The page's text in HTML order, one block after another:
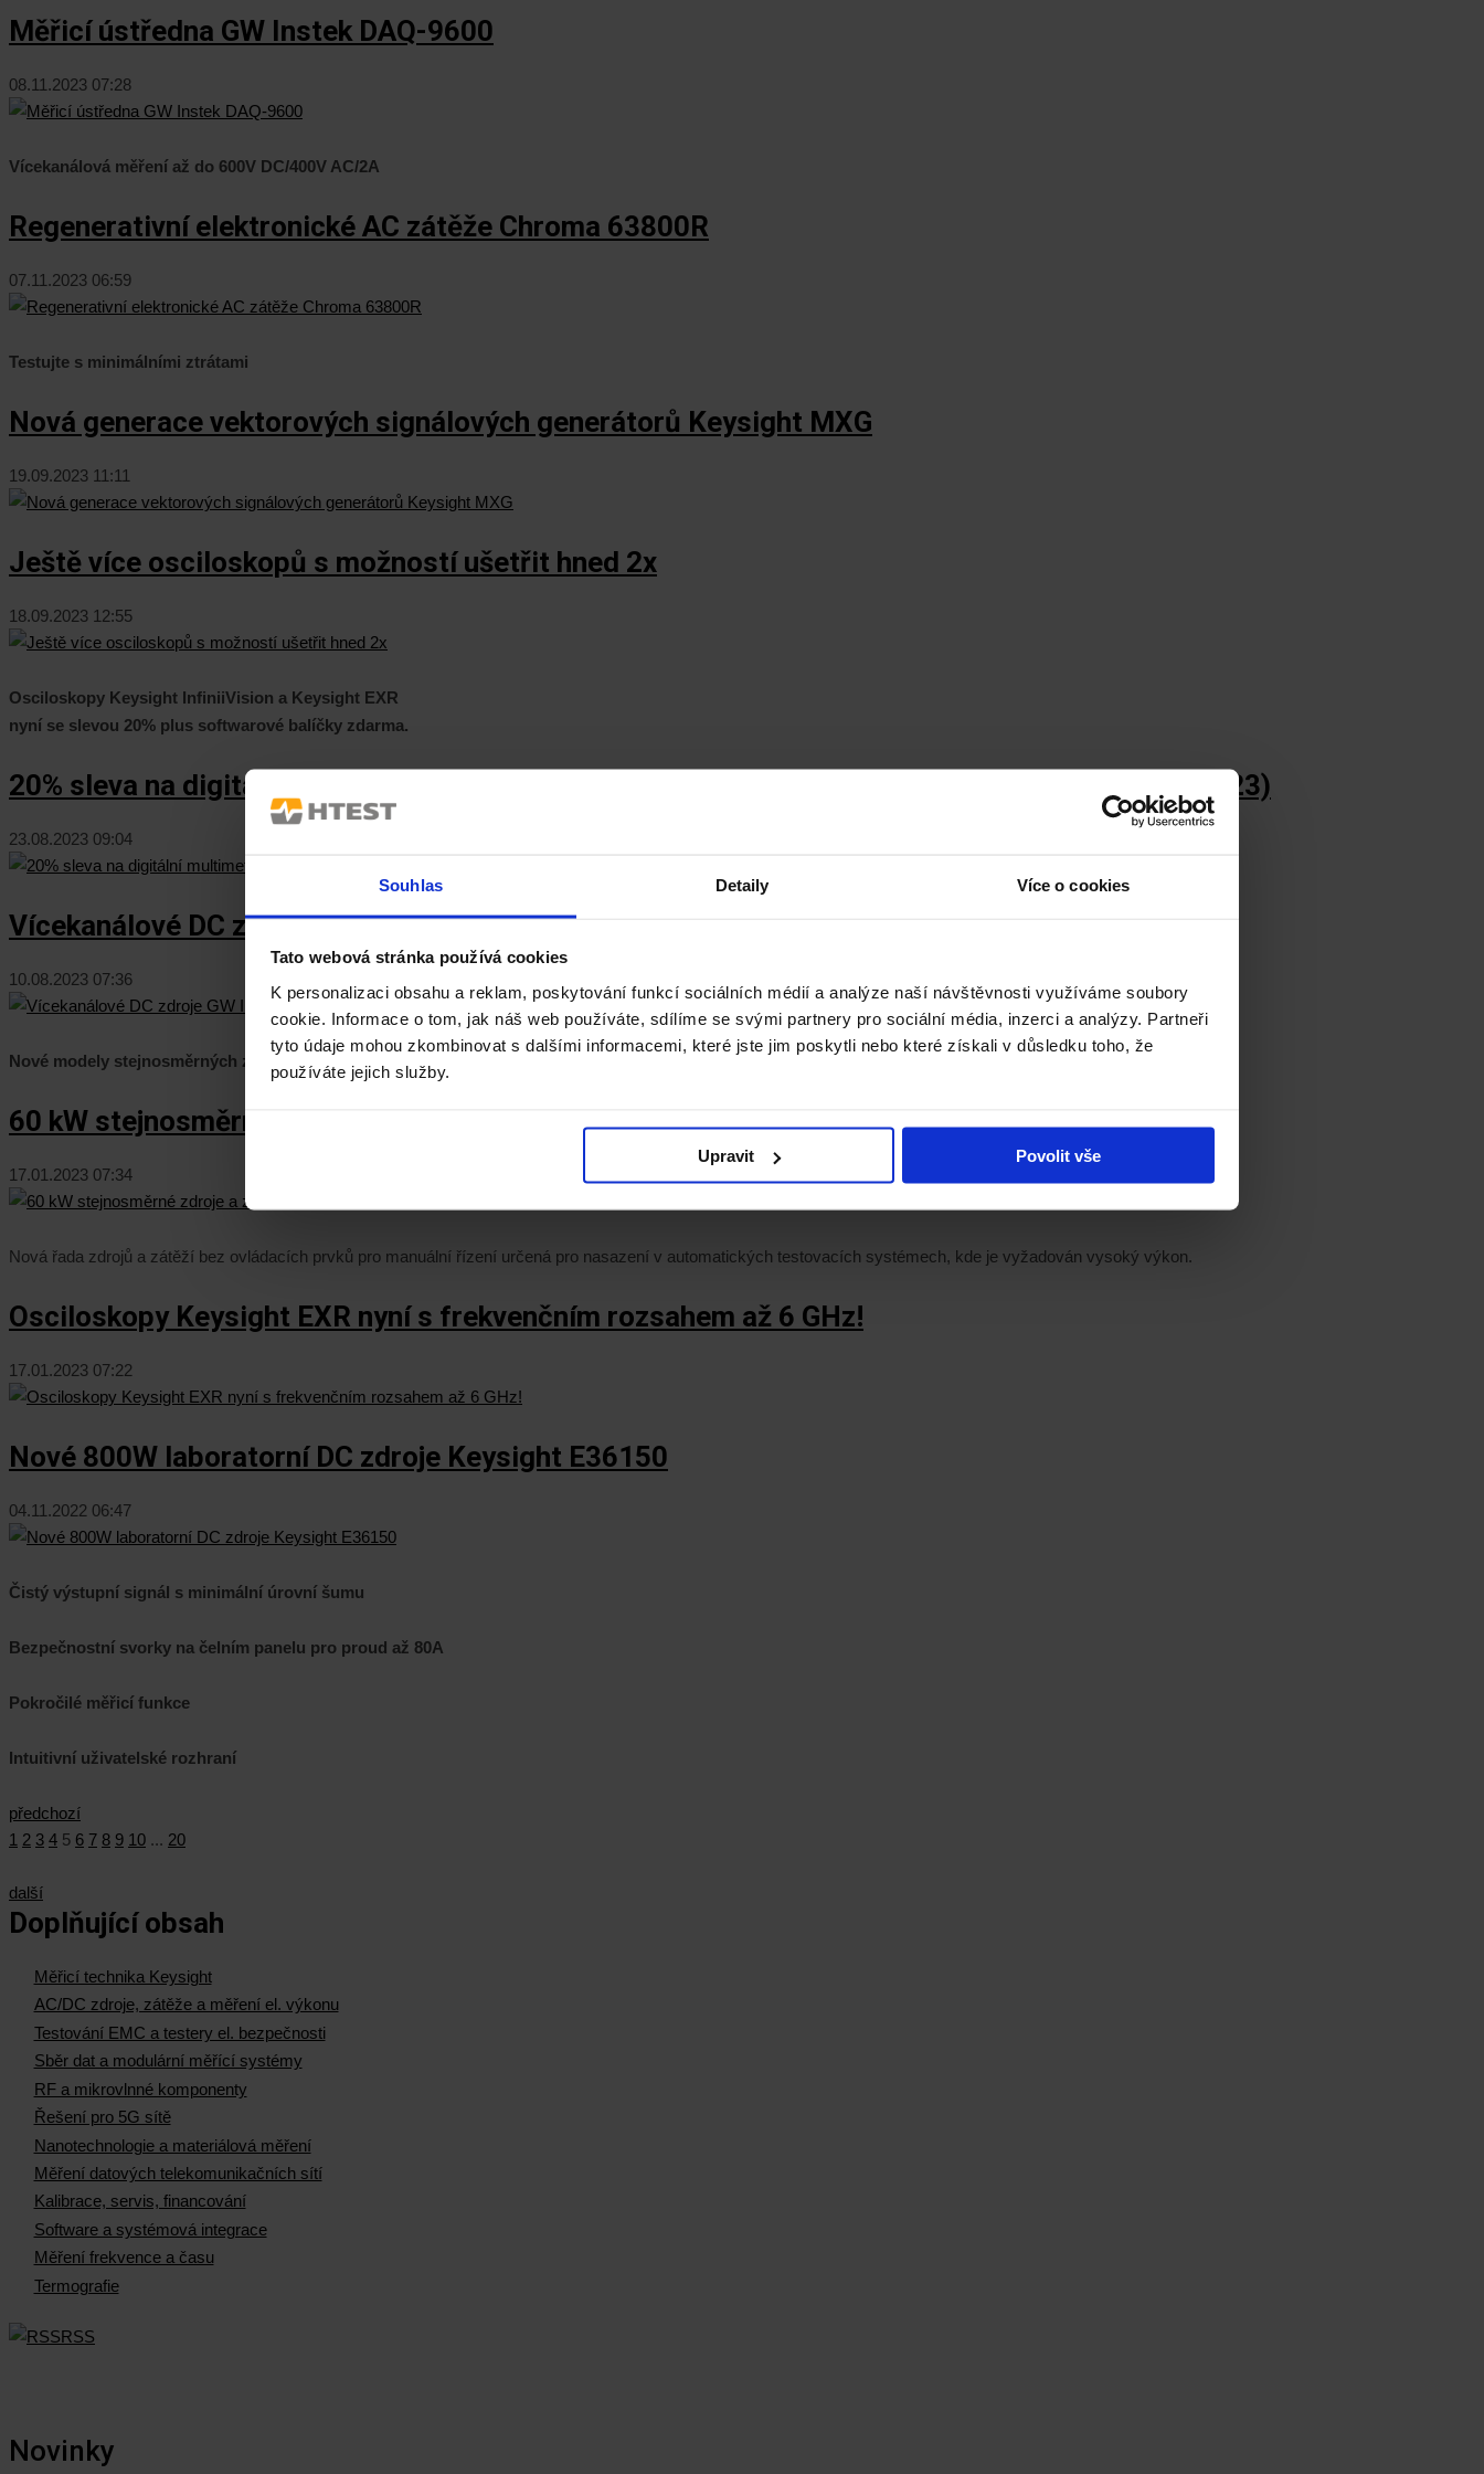
Souhlas Detaily Více o cookies
Tato webová stránka používá cookies
K personalizaci obsahu a reklam, poskytování funkcí sociálních médií a analýze naší návštěvnosti využíváme soubory
cookie. Informace o tom, jak náš web používáte, sdílíme se svými partnery pro sociální média, inzerci a analýzy. Partneři
tyto údaje mohou zkombinovat s dalšími informacemi, které jste jim poskytli nebo které získali v důsledku toho, že
používáte jejich služby.
Upravit Povolit vše
Měřicí ústředna GW Instek DAQ-9600
08.11.2023 07:28
Vícekanálová měření až do 600V DC/400V AC/2A
Regenerativní elektronické AC zátěže Chroma 63800R
07.11.2023 06:59
Testujte s minimálními ztrátami
Nová generace vektorových signálových generátorů Keysight MXG
19.09.2023 11:11
Ještě více osciloskopů s možností ušetřit hned 2x
18.09.2023 12:55
Osciloskopy Keysight InfiniiVision a Keysight EXR
nyní se slevou 20% plus softwarové balíčky zdarma.
20% sleva na digitální multimetry a měřicí ústředny Keysight Technologies (pouze do 31.10.2023)
23.08.2023 09:04
Vícekanálové DC zdroje GW Instek PSW-Multi Series
10.08.2023 07:36
Nové modely stejnosměrných zdrojů řady PSW-Multi se dvěma nebo třemi výstupními kanály.
60 kW stejnosměrné zdroje a zátěže ElektroAutomatik EA-PU 10000 „Industrial series“
17.01.2023 07:34
Nová řada zdrojů a zátěží bez ovládacích prvků pro manuální řízení určená pro nasazení v automatických testovacích systémech, kde je vyžadován vysoký výkon.
Osciloskopy Keysight EXR nyní s frekvenčním rozsahem až 6 GHz!
17.01.2023 07:22
Nové 800W laboratorní DC zdroje Keysight E36150
04.11.2022 06:47
Čistý výstupní signál s minimální úrovní šumu
Bezpečnostní svorky na čelním panelu pro proud až 80A
Pokročilé měřicí funkce
Intuitivní uživatelské rozhraní
předchozí
1 2 3 4 5 6 7 8 9 10 ... 20
další
Doplňující obsah
Měřicí technika Keysight
AC/DC zdroje, zátěže a měření el. výkonu
Testování EMC a testery el. bezpečnosti
Sběr dat a modulární měřící systémy
RF a mikrovlnné komponenty
Řešení pro 5G sítě
Nanotechnologie a materiálová měření
Měření datových telekomunikačních sítí
Kalibrace, servis, financování
Software a systémová integrace
Měření frekvence a času
Termografie
RSS
Novinky